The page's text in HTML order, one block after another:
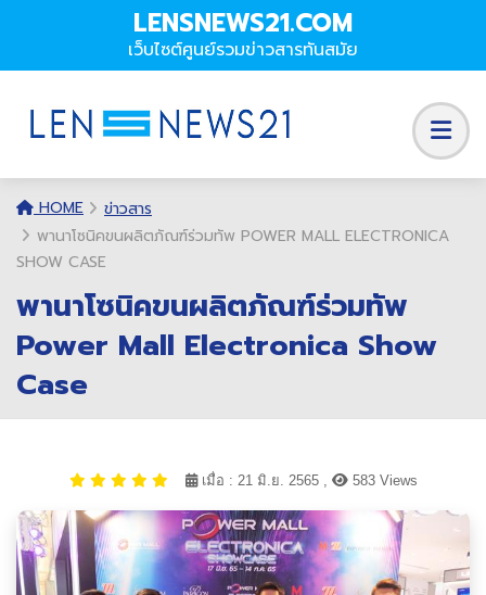
LENSNEWS21.COM
เว็บไซต์ศูนย์รวมข่าวสารทันสมัย
HOME
ข่าวสาร
พานาโซนิคขนผลิตภัณฑ์ร่วมทัพ POWER MALL ELECTRONICA
SHOW CASE
พานาโซนิคขนผลิตภัณฑ์ร่วมทัพ
Power Mall Electronica Show
Case
เมื่อ : 21 มิ.ย. 2565 , 583 Views